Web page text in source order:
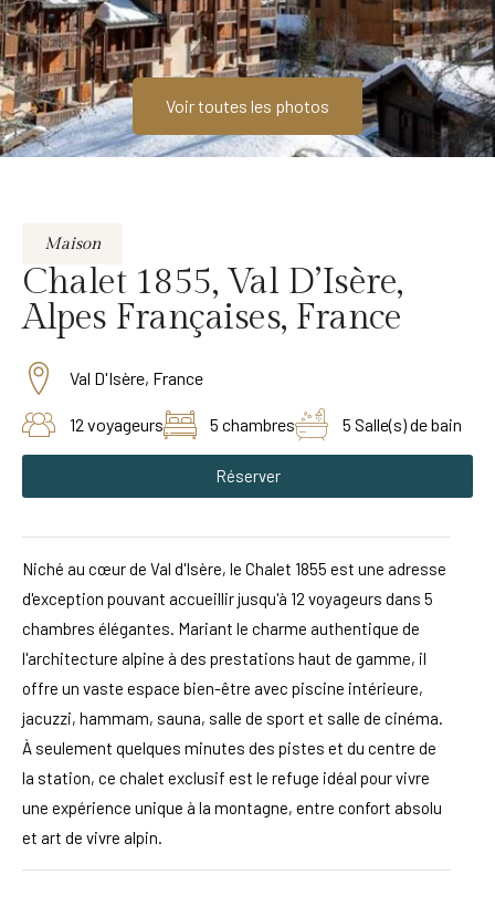
Voir toutes les photos
Maison
Chalet 1855, Val D’Isère,
Alpes Françaises, France
Val D'Isère, France
12 voyageurs 5 chambres 5 Salle(s) de bain
Réserver
Niché au cœur de Val d'Isère, le Chalet 1855 est une adresse
d'exception pouvant accueillir jusqu'à 12 voyageurs dans 5
chambres élégantes. Mariant le charme authentique de
l'architecture alpine à des prestations haut de gamme, il
offre un vaste espace bien-être avec piscine intérieure,
jacuzzi, hammam, sauna, salle de sport et salle de cinéma.
À seulement quelques minutes des pistes et du centre de
la station, ce chalet exclusif est le refuge idéal pour vivre
une expérience unique à la montagne, entre confort absolu
et art de vivre alpin.